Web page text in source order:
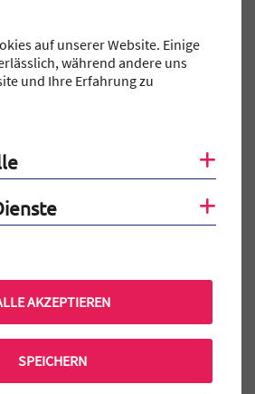
auf unserer Website. Einige
während andere uns
und Ihre Erfahrung zu
AKZEPTIEREN
SPEICHERN